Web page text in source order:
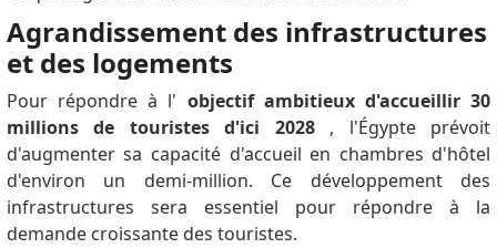
Agrandissement des infrastructures
et des logements
Pour répondre à l' objectif ambitieux d'accueillir 30
millions de touristes d'ici 2028, l'Égypte prévoit
d'augmenter sa capacité d'accueil en chambres d'hôtel
d'environ un demi-million. Ce développement des
infrastructures sera essentiel pour répondre à la
demande croissante des touristes.